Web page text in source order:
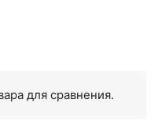
для сравнения.